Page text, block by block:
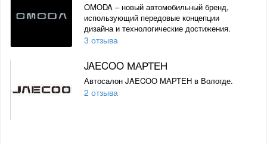
OMODA – новый автомобильный бренд,
использующий передовые концепции
дизайна и технологические достижения.
3 отзыва
JAECOO МАРТЕН
Автосалон JAECOO МАРТЕН в Вологде.
2 отзыва